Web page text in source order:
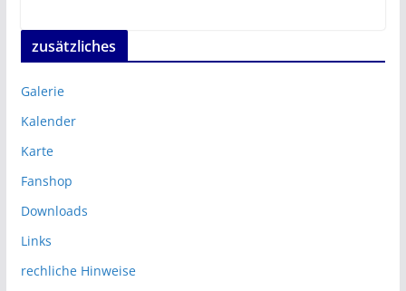
zusätzliches
Galerie
Kalender
Karte
Fanshop
Downloads
Links
rechliche Hinweise